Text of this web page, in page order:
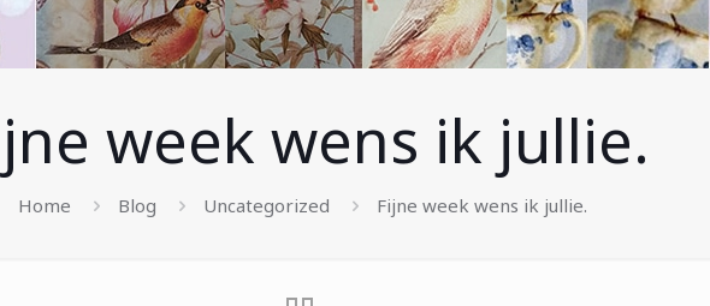
week wens ik jullie.
Home Blog Uncategorized Fijne week wens ik jullie.